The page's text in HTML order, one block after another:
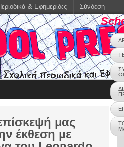
μας
έκθεση με
& Εφημερίδες Σύνδεση